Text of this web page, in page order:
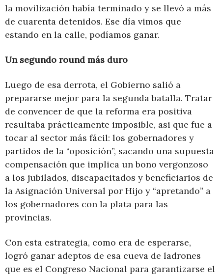
la movilización había terminado y se llevó a más
de cuarenta detenidos. Ese día vimos que
estando en la calle, podíamos ganar.
Un segundo round más duro
Luego de esa derrota, el Gobierno salió a
prepararse mejor para la segunda batalla. Tratar
de convencer de que la reforma era positiva
resultaba prácticamente imposible, asi que fue a
tocar al sector más fácil: los gobernadores y
partidos de la “oposición”, sacando una supuesta
compensación que implica un bono vergonzoso
a los jubilados, discapacitados y beneficiarios de
la Asignación Universal por Hijo y “apretando” a
los gobernadores con la plata para las
provincias.
Con esta estrategia, como era de esperarse,
logró ganar adeptos de esa cueva de ladrones
que es el Congreso Nacional para garantizarse el